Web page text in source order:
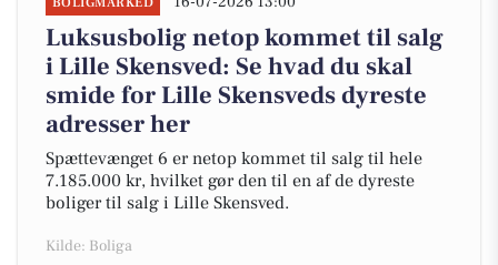
Luksusbolig netop kommet til salg
i Lille Skensved: Se hvad du skal
smide for Lille Skensveds dyreste
adresser her
Spættevænget 6 er netop kommet til salg til hele
7.185.000 kr, hvilket gør den til en af de dyreste
boliger til salg i Lille Skensved.
Kilde: Boliga